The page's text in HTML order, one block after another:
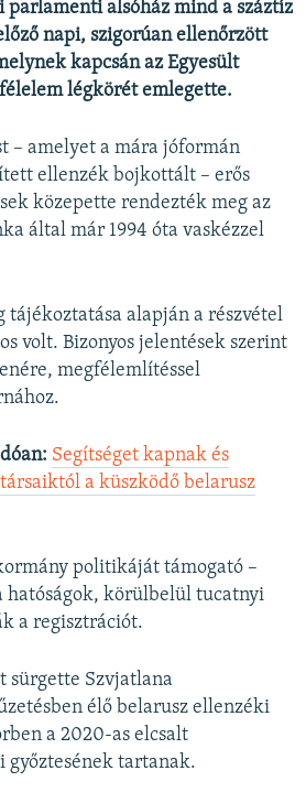
weboldal
alsóház mind a száztíz
napi, szigorúan ellenőrzött
kapcsán az Egyesült
légkörét emlegette.
– amelyet a mára jóformán
ellenzék bojkottált – erős
közepette rendezték meg az
által már 1994 óta vaskézzel
tájékoztatása alapján a részvétel
volt. Bizonyos jelentések szerint
megfélemlítéssel
Segítséget kapnak és
a küszködő belarusz
politikáját támogató –
hatóságok, körülbelül tucatnyi
a regisztrációt.
sürgette Szvjatlana
élő belarusz ellenzéki
a 2020-as elcsalt
győztesének tartanak.